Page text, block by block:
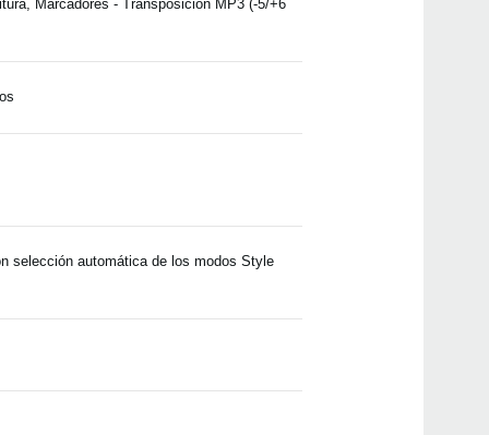
Marcadores - Transposición MP3 (-5/+6
selección automática de los modos Style